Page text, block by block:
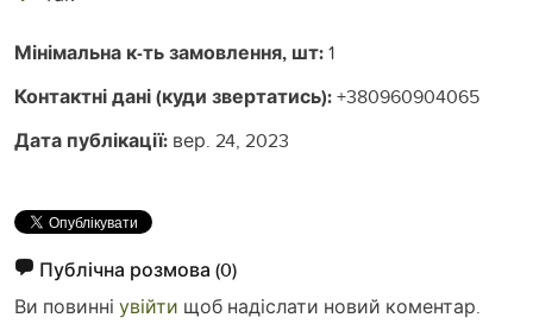
Мінімальна к-ть замовлення, шт:1
Контактні дані (куди звертатись):+380960904065
Дата публікації: вер. 24, 2023
Публічна розмова (0)
Ви повинні увійти щоб надіслати новий коментар.